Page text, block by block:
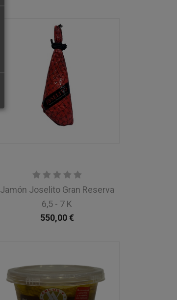
Jamón Joselito Gran Reserva
6,5 - 7 K
550,00€